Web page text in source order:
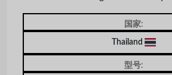
国家:
Thailand
型号: